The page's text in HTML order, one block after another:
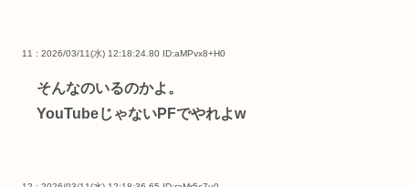
11 : 2026/03/11(水) 12:18:24.80 ID:aMPvx8+H0
そんなのいるのかよ。
YouTubeじゃないPFでやれよw